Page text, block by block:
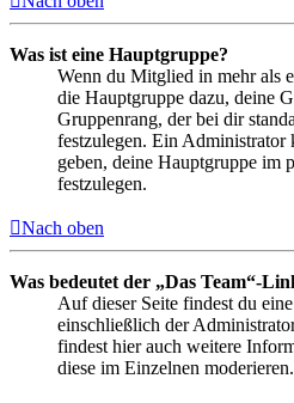
Was ist eine Hauptgruppe?
Wenn du Mitglied in mehr als
die Hauptgruppe dazu, deine
Gruppenrang, der bei dir
festzulegen. Ein
geben, deine Hauptgruppe im
festzulegen.
Nach oben
Was bedeutet der „Das Team“-
Auf dieser Seite findest du
einschließlich der
findest hier auch weitere
diese im Einzelnen moderieren.